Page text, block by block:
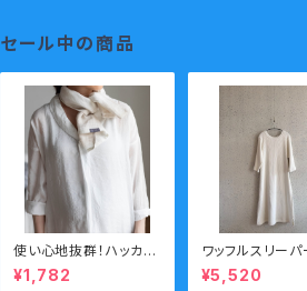
セール中の商品
使い心地抜群！ハッカバ
ック織リネンタオル
¥1,782
ワッフルスリー
袖 セール
¥5,520